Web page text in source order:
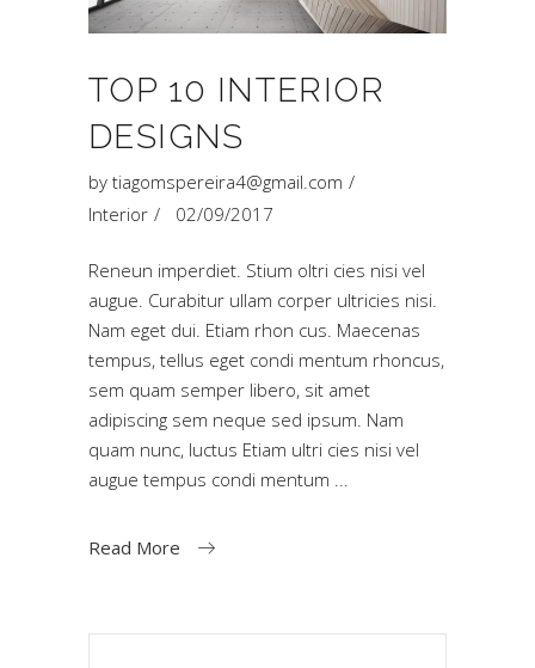
TOP 10 INTERIOR
DESIGNS
by tiagomspereira4@gmail.com
Interior
02/09/2017
Reneun imperdiet. Stium oltri cies nisi vel
augue. Curabitur ullam corper ultricies nisi.
Nam eget dui. Etiam rhon cus. Maecenas
tempus, tellus eget condi mentum rhoncus,
sem quam semper libero, sit amet
adipiscing sem neque sed ipsum. Nam
quam nunc, luctus Etiam ultri cies nisi vel
augue tempus condi mentum
Read More